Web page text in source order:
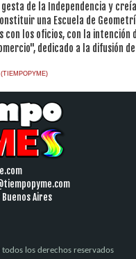
de la Independencia y
una Escuela de
con los oficios, con la intención
dedicado a la difusión
Aires
los derechos reservados